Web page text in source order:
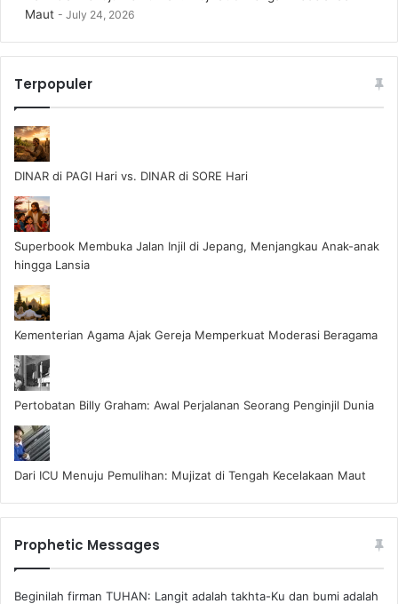
Maut
July 24, 2026
Terpopuler
DINAR di PAGI Hari vs. DINAR di SORE Hari
Superbook Membuka Jalan Injil di Jepang, Menjangkau Anak-anak
hingga Lansia
Kementerian Agama Ajak Gereja Memperkuat Moderasi Beragama
Pertobatan Billy Graham: Awal Perjalanan Seorang Penginjil Dunia
Dari ICU Menuju Pemulihan: Mujizat di Tengah Kecelakaan Maut
Prophetic Messages
Beginilah firman TUHAN: Langit adalah takhta-Ku dan bumi adalah